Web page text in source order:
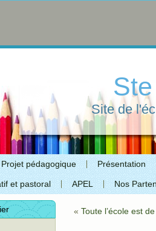
Site de
Projet pédagogique Présentation
et pastoral APEL Nos
« Toute l’école est